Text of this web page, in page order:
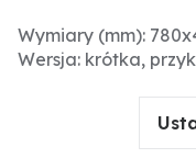
Wymiary (mm):
Wersja: krótka,